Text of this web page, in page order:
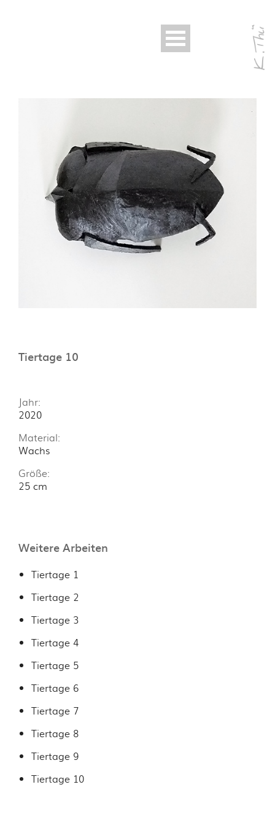
Tiertage 10
Jahr:
2020
Material:
Wachs
Größe:
25 cm
Weitere Arbeiten
Tiertage 1
Tiertage 2
Tiertage 3
Tiertage 4
Tiertage 5
Tiertage 6
Tiertage 7
Tiertage 8
Tiertage 9
Tiertage 10